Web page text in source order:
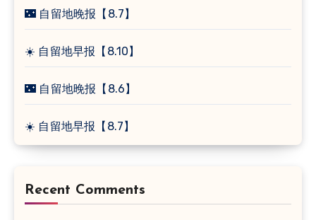
🌃 自留地晚报【8.7】
☀️ 自留地早报【8.10】
🌃 自留地晚报【8.6】
☀️ 自留地早报【8.7】
Recent Comments